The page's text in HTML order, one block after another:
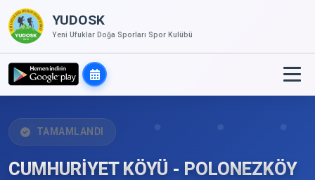
YUDOSK
Yeni Ufuklar Doğa Sporları Spor Kulübü
TAMAMLANDI
CUMHURİYET KÖYÜ - POLONEZKÖY